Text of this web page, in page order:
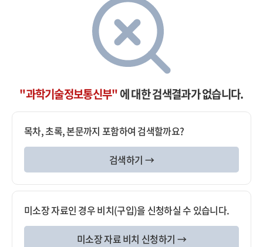
"과학기술정보통신부"에 대한 검색결과가 없습니다.
목차, 초록, 본문까지 포함하여 검색할까요?
검색하기 →
미소장 자료인 경우 비치(구입)을 신청하실 수 있습니다.
미소장 자료 비치 신청하기 →